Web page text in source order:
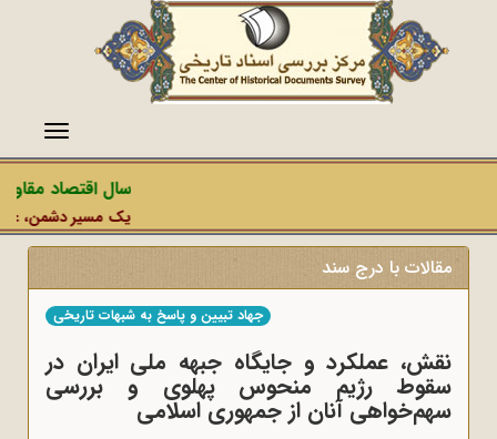
منو
سال اقتصاد
یک مسیر دشمن،
مقالات با درج سند
جهاد تبیین و پاسخ به شبهات تاریخی
نقش، عملکرد و جایگاه جبهه ملی ایران در
سقوط رژیم منحوس پهلوی و بررسی
سهم‌خواهی آنان از جمهوری اسلامی